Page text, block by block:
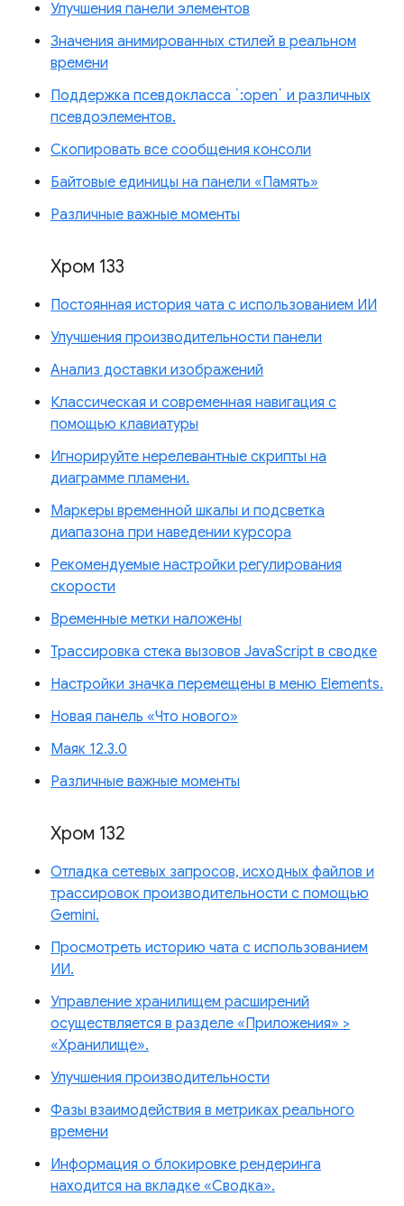
Улучшения панели элементов
Значения анимированных стилей в реальном
времени
Поддержка псевдокласса `:open` и различных
псевдоэлементов.
Скопировать все сообщения консоли
Байтовые единицы на панели «Память»
Различные важные моменты
Хром 133
Постоянная история чата с использованием ИИ
Улучшения производительности панели
Анализ доставки изображений
Классическая и современная навигация с
помощью клавиатуры
Игнорируйте нерелевантные скрипты на
диаграмме пламени.
Маркеры временной шкалы и подсветка
диапазона при наведении курсора
Рекомендуемые настройки регулирования
скорости
Временные метки наложены
Трассировка стека вызовов JavaScript в сводке
Настройки значка перемещены в меню Elements.
Новая панель «Что нового»
Маяк 12.3.0
Различные важные моменты
Хром 132
Отладка сетевых запросов, исходных файлов и
трассировок производительности с помощью
Gemini.
Просмотреть историю чата с использованием
ИИ.
Управление хранилищем расширений
осуществляется в разделе «Приложения» >
«Хранилище».
Улучшения производительности
Фазы взаимодействия в метриках реального
времени
Информация о блокировке рендеринга
находится на вкладке «Сводка».